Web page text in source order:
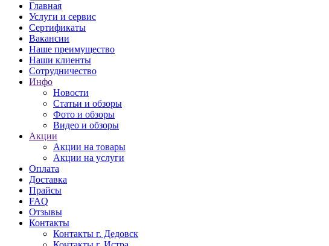
Главная
Услуги и сервис
Сертификаты
Вакансии
Наше преимущество
Наши клиенты
Сотрудничество
Инфо
Новости
Статьи и обзоры
Фото и обзоры
Видео и обзоры
Акции
Акции на товары
Акции на услуги
Оплата
Доставка
Прайсы
FAQ
Отзывы
Контакты
Контакты г. Дедовск